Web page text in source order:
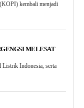
kembali menjadi
MELESAT
Indonesia, serta